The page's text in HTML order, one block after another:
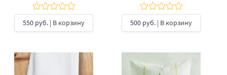
550 руб. | В корзину 500 руб. | В корзину